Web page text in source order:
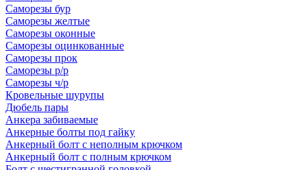
Саморезы бур
Саморезы желтые
Саморезы оконные
Саморезы оцинкованные
Саморезы прок
Саморезы р/р
Саморезы ч/р
Кровельные шурупы
Дюбель пары
Анкера забиваемые
Анкерные болты под гайку
Анкерный болт с неполным крючком
Анкерный болт с полным крючком